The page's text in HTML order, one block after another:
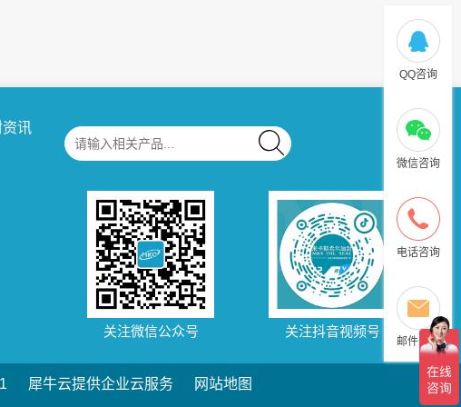
资讯
关注微信公众号 关注抖音视频号
犀牛云提供企业云服务 网站地图
QQ咨询
微信咨询
电话咨询
邮件咨询